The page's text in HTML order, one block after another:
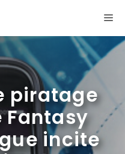
piratage
incite